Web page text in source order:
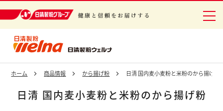
ホーム 商品情報 から揚げ粉 日清 国内麦小麦粉と米粉のから揚げ粉
日清 国内麦小麦粉と米粉のから揚げ粉